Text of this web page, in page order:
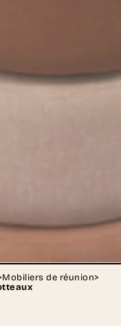
Mobiliers de réunion>